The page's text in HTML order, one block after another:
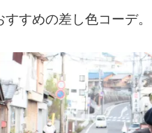
すめの差し色コーデ。